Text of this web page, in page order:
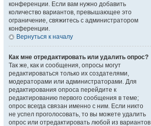
конференции. Если вам нужно добавить
количество вариантов, превышающее это
ограничение, свяжитесь с администратором
конференции.
Вернуться к началу
Как мне отредактировать или удалить опрос?
Так же, как и сообщения, опросы могут
редактироваться только их создателями,
модераторами или администраторами. Для
редактирования опроса перейдите к
редактированию первого сообщения в теме;
опрос всегда связан именно с ним. Если никто
не успел проголосовать, то вы можете удалить
опрос или отредактировать любой из вариантов